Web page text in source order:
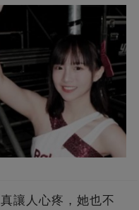
讓人心疼，她也不